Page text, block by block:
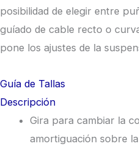
posibilidad de elegir entre
guíado de cable recto o
pone los ajustes de la
Guía de Tallas
Descripción
Gira para cambiar la
amortiguación sobre